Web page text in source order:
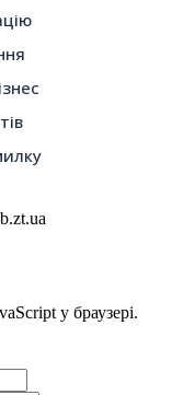
у браузері.